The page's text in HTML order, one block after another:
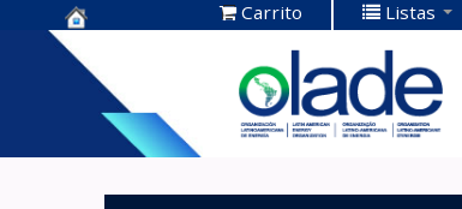
Centro de
Documentación
OLADE -
Carrito Listas